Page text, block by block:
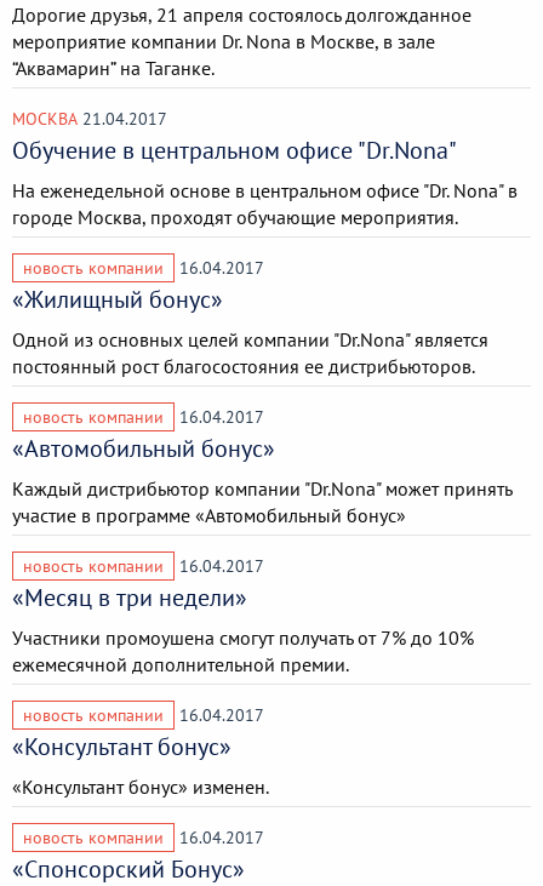
Дорогие друзья, 21 апреля состоялось долгожданное
мероприятие компании Dr. Nona в Москве, в зале
“Аквамарин” на Таганке.
МОСКВА 21.04.2017
Обучение в центральном офисе "Dr.Nona"
На еженедельной основе в центральном офисе "Dr. Nona" в
городе Москва, проходят обучающие мероприятия.
новость компании 16.04.2017
«Жилищный бонус»
Одной из основных целей компании "Dr.Nona" является
постоянный рост благосостояния ее дистрибьюторов.
новость компании 16.04.2017
«Автомобильный бонус»
Каждый дистрибьютор компании "Dr.Nona" может принять
участие в программе «Автомобильный бонус»
новость компании 16.04.2017
«Месяц в три недели»
Участники промоушена смогут получать от 7% до 10%
ежемесячной дополнительной премии.
новость компании 16.04.2017
«Консультант бонус»
«Консультант бонус» изменен.
новость компании 16.04.2017
«Спонсорский Бонус»